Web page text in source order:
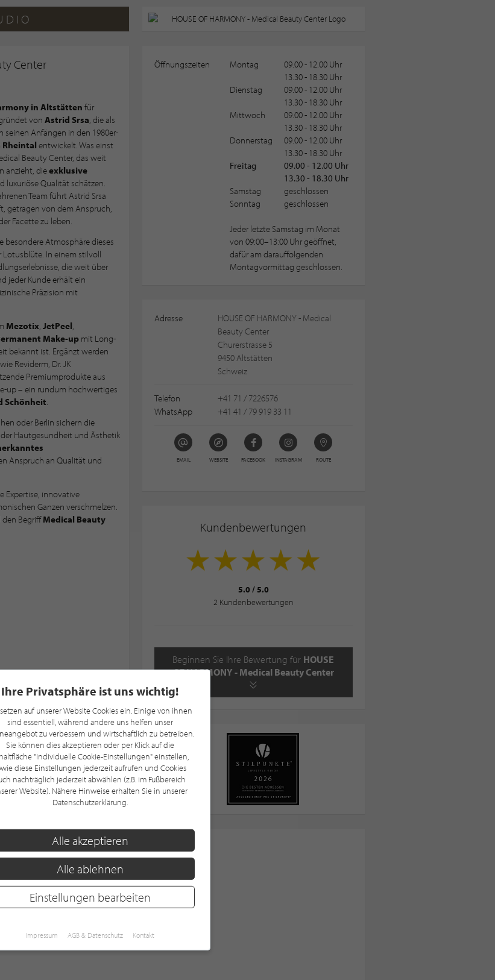
Center
in Altstätten für
von Astrid Srsa , die als
Anfängen in den 1980er-
Rheintal entwickelt. Was einst
Beauty Center, das weit
anzieht, dieexklusive
luxuriöse Qualität schätzen.
Team führt Astrid Srsa
getragen von dem Anspruch,
Facette zu leben.
besondere Atmosphäre dieses
Lotusblüte. In einem stilvoll
die weit über
jeder Kunde erhält ein
Präzision mit
Mezotix, JetPeel
Make-upmit Long-
bekannt ist. Ergänzt werden
Reviderm, Dr. JK
Premiumprodukte aus
up – ein rundum hochwertiges
Schönheit
oder Berlin sichern die
Hautgesundheit und Ästhetik
Anspruch an Qualität und
Expertise, innovative
Ganzen verschmelzen.
den BegriffMedical Beauty
Öffnungszeiten Montag
09.00 - 12.00 Uhr
13.30 - 18.30 Uhr
Dienstag
09.00 - 12.00 Uhr
13.30 - 18.30 Uhr
Mittwoch
09.00 - 12.00 Uhr
13.30 - 18.30 Uhr
Donnerstag
09.00 - 12.00 Uhr
13.30 - 18.30 Uhr
Freitag
09.00 - 12.00 Uhr
13.30 - 18.30 Uhr
Samstag
geschlossen
Sonntag
geschlossen
Jeder letzte Samstag im Monat
von 09:00–13:00 Uhr geöffnet,
dafür am darauffolgenden
Montagvormittag geschlossen.
Adresse
HOUSE OF HARMONY - Medical
Beauty Center
Churerstrasse 5
9450 Altstätten
Schweiz
Telefon
WhatsApp
+41 71 / 7226576
+41 41 / 79 919 33 11
EMAIL WEBSITE FACEBOOK INSTAGRAM ROUTE
Kundenbewertungen
5.0/ 5.0
2 Kundenbewertungen
Beginnen Sie Ihre Bewertung für HOUSE
OF HARMONY - Medical Beauty Center
SICH IMMER AM
POINT
wurden nach STILPUNKTE®
gehören somit zu den besten
und der Schweiz
diese Karte sehen zu können.
Ihre Privatsphäre ist uns wichtig!
auf unserer Website Cookies ein. Einige von ihnen
sind essentiell, während andere uns helfen unser
zu verbessern und wirtschaftlich zu betreiben.
Sie können dies akzeptieren oder per Klick auf die
"Individuelle Cookie-Einstellungen" einstellen,
diese Einstellungen jederzeit aufrufen und Cookies
nachträglich jederzeit abwählen (z.B. im Fußbereich
Website). Nähere Hinweise erhalten Sie in unserer
Datenschutzerklärung.
Alle akzeptieren
Alle ablehnen
Einstellungen bearbeiten
Impressum AGB & Datenschutz Kontakt